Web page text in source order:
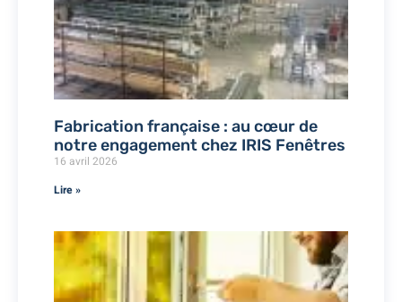
Fabrication française : au cœur de
notre engagement chez IRIS Fenêtres
16 avril 2026
Lire »